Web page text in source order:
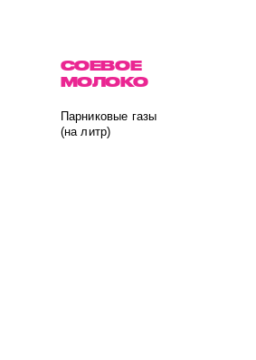
СОЕВОЕ
МОЛОКО
Парниковые газы
(на литр)